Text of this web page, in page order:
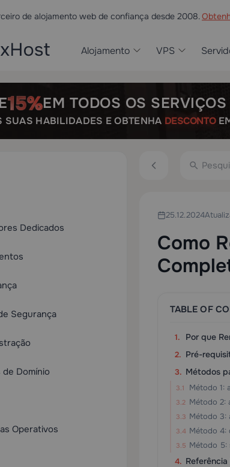
de alojamento web de confiança desde 2008.
Alojamento VPS
EM TODOS OS
SUAS HABILIDADES E OBTENHA DESCONTO
Dedicados
Segurança
de Domínio
Operativos
25.12.2024
Como
TABLE OF
Por que
Pré-
Métodos
Método 1:
Método 2:
Método 3:
Método 4:
Método 5: